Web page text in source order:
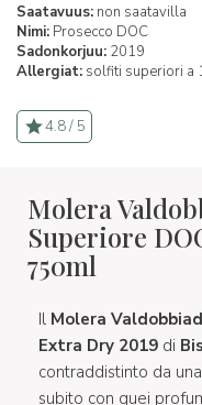
Saatavuus: non saatavilla
Nimi: Prosecco DOC
Sadonkorjuu: 2019
Allergiat: solfiti superiori a
4.8 / 5
Molera
Superiore
750ml
Il Molera
Extra Dry 2019 di
contraddistinto da
subito con quei